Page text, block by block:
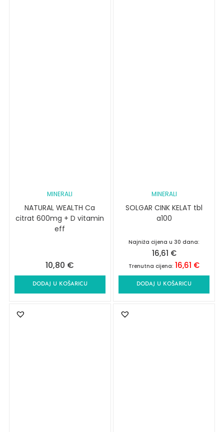
MINERALI
NATURAL WEALTH Ca
citrat 600mg + D vitamin
eff
10,80 €
DODAJ U KOŠARICU
MINERALI
SOLGAR CINK KELAT tbl
a100
Najniža cijena u 30 dana:
16,61 €
Trenutna cijena: 16,61 €
DODAJ U KOŠARICU